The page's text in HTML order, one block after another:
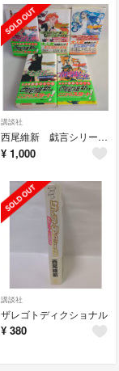
講談社
西尾維新 戯言シリーズ5冊
¥ 1,000
講談社
ザレゴトディクショナル
¥ 380